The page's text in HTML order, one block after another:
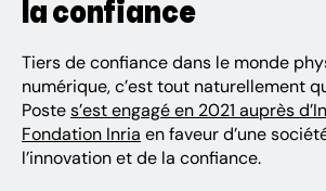
la confiance
Tiers de confiance dans le monde
numérique, c’est tout naturellement
Postes’est engagé en 2021 auprès
Fondation Inria en faveur d’une
l’innovation et de la confiance.